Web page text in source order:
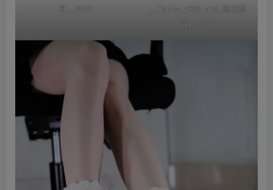
袜__0007
__Haruta_4600_and_黑连酷
袜__0006